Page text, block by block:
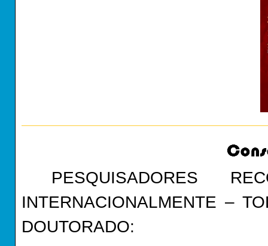
PESQUISADORES
INTERNACIONALMENTE –
DOUTORADO: